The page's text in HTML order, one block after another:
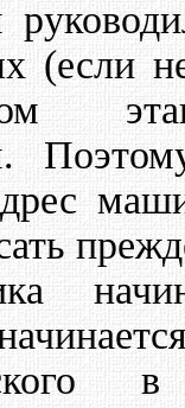
(если